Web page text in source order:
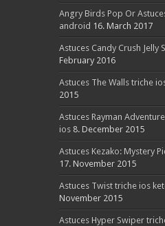
Angry Birds Pop Or
android 16. March 2017
Astuces Candy Crush Jelly
February 2016
Astuces The Walls triche
2015
Astuces Rayman
ios 8. December 2015
Astuces Kezako: Mystery
17. November 2015
Astuces Twist triche ios
November 2015
Astuces Hyper Swiper